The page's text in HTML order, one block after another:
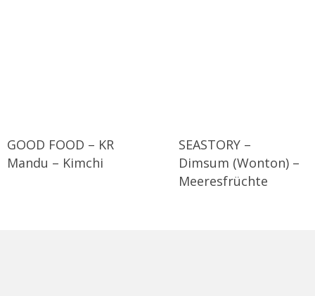
GOOD FOOD – KR
Mandu – Kimchi
SEASTORY –
Dimsum (Wonton) –
Meeresfrüchte